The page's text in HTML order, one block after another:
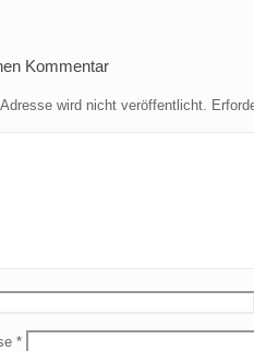
Kommentar
wird nicht veröffentlicht.
*